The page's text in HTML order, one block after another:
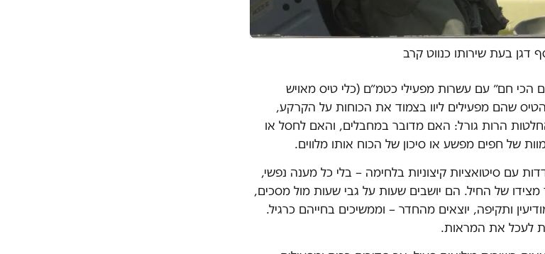
דגן בעת שירותו כנווט קרב
הכי חם״ עם עשרות מפעילי כטמ״ם (כלי טיס מאויש
שהם מפעילים ליוו בצמוד את הכוחות על הקרקע,
הרות גורל: האם מדובר במחבלים, והאם לחסל או
של חפים מפשע או סיכון של הכוח אותו מלווים.
עם סיטואציות קיצוניות בלחימה – בלי כל מענה נפשי,
מצידו של החיל. הם יושבים שעות על גבי שעות מול מסכים,
ותקיפה, יוצאים מהחדר – וממשיכים בחייהם כרגיל.
לעכל את המראות.